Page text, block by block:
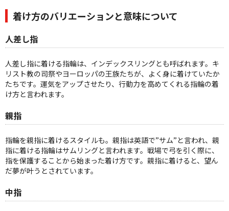
着け方のバリエーションと意味について
人差し指
人差し指に着ける指輪は、インデックスリングとも呼ばれます。キ
リスト教の司祭やヨーロッパの王族たちが、よく身に着けていたか
たちです。運気をアップさせたり、行動力を高めてくれる指輪の着
け方と言われます。
親指
指輪を親指に着けるスタイルも。親指は英語で”サム”と言われ、親
指に着ける指輪はサムリングと言われます。戦場で弓を引く際に、
指を保護することから始まった着け方です。親指に着けると、望ん
だ夢が叶うとされています。
中指